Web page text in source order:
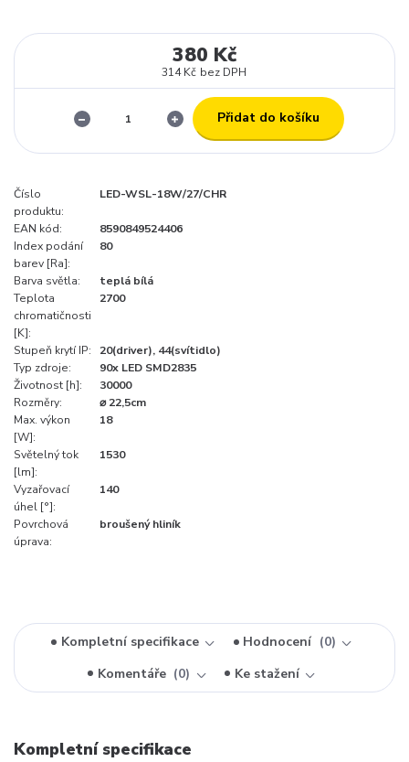
380 Kč
314 Kč bez DPH
Přidat do košíku
Číslo
produktu:
LED-WSL-18W/27/CHR
EAN kód:
8590849524406
Index podání
barev [Ra]:
80
Barva světla:
teplá bílá
Teplota
chromatičnosti
[K]:
2700
Stupeň krytí IP:
20(driver), 44(svítidlo)
Typ zdroje:
90x LED SMD2835
Životnost [h]:
30000
Rozměry:
⌀ 22,5cm
Max. výkon
[W]:
18
Světelný tok
[lm]:
1530
Vyzařovací
úhel [°]:
140
Povrchová
úprava:
broušený hliník
Kompletní specifikace Hodnocení
0
Komentáře
0 Ke stažení
Kompletní specifikace